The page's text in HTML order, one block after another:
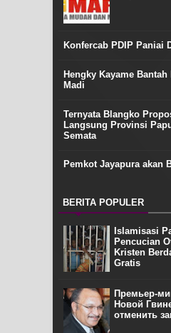
Konfercab PDIP Paniai
Hengky Kayame
Madi
Ternyata Blangko
Langsung Provinsi
Semata
Pemkot Jayapura akan
BERITA POPULER
Islamisasi
Pencucian
Kristen
Gratis
Премьер-
Новой
отменить